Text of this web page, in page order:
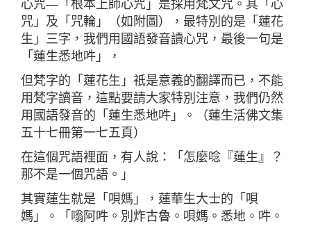
心咒—「根本上師心咒」是採用梵文咒。其「心
咒」及「咒輪」（如附圖），最特別的是「蓮花
生」三字，我們用國語發音讀心咒，最後一句是
「蓮生悉地吽」，
但梵字的「蓮花生」祇是意義的翻譯而已，不能
用梵字讀音，這點要請大家特別注意，我們仍然
用國語發音的「蓮生悉地吽」。（蓮生活佛文集
五十七冊第一七五頁）
在這個咒語裡面，有人說：「怎麼唸『蓮生』？
那不是一個咒語。」
其實蓮生就是「唄媽」，蓮華生大士的「唄
媽」。「嗡阿吽。別炸古魯。唄媽。悉地。吽。